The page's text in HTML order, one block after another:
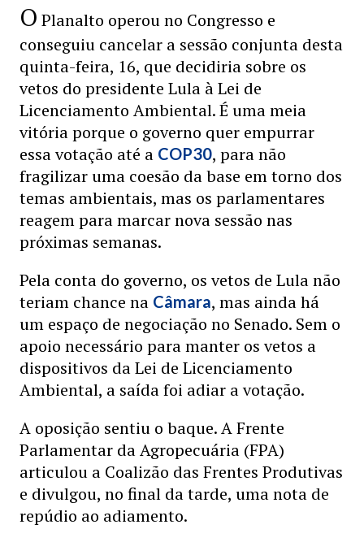
O Planalto operou no Congresso e
conseguiu cancelar a sessão conjunta desta
quinta-feira, 16, que decidiria sobre os
vetos do presidente Lula à Lei de
Licenciamento Ambiental. É uma meia
vitória porque o governo quer empurrar
essa votação até a COP30, para não
fragilizar uma coesão da base em torno dos
temas ambientais, mas os parlamentares
reagem para marcar nova sessão nas
próximas semanas.
Pela conta do governo, os vetos de Lula não
teriam chance na Câmara, mas ainda há
um espaço de negociação no Senado. Sem o
apoio necessário para manter os vetos a
dispositivos da Lei de Licenciamento
Ambiental, a saída foi adiar a votação.
A oposição sentiu o baque. A Frente
Parlamentar da Agropecuária (FPA)
articulou a Coalizão das Frentes Produtivas
e divulgou, no final da tarde, uma nota de
repúdio ao adiamento.